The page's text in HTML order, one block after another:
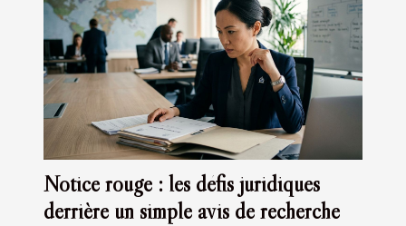
Notice rouge : les défis juridiques
derrière un simple avis de recherche